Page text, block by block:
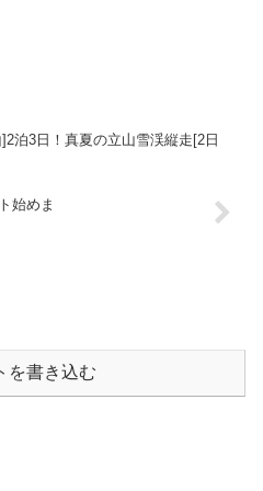
]2泊3日！真夏の立山雪渓縦走[2日
始めま
を書き込む